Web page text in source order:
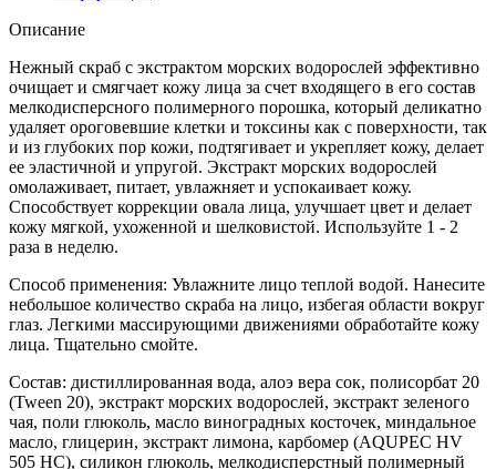
Описание
Нежный скраб с экстрактом морских водорослей эффективно
очищает и смягчает кожу лица за счет входящего в его состав
мелкодисперсного полимерного порошка, который деликатно
удаляет ороговевшие клетки и токсины как с поверхности, так
и из глубоких пор кожи, подтягивает и укрепляет кожу, делает
ее эластичной и упругой. Экстракт морских водорослей
омолаживает, питает, увлажняет и успокаивает кожу.
Способствует коррекции овала лица, улучшает цвет и делает
кожу мягкой, ухоженной и шелковистой. Используйте 1 - 2
раза в неделю.
Способ применения: Увлажните лицо теплой водой. Нанесите
небольшое количество скраба на лицо, избегая области вокруг
глаз. Легкими массирующими движениями обработайте кожу
лица. Тщательно смойте.
Состав: дистиллированная вода, алоэ вера сок, полисорбат 20
(Tween 20), экстракт морских водорослей, экстракт зеленого
чая, поли глюколь, масло виноградных косточек, миндальное
масло, глицерин, экстракт лимона, карбомер (AQUPEC HV
505 HC), силикон глюколь, мелкодисперстный полимерный